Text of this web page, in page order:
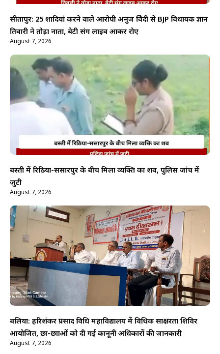
सीतापुर: 25 शादियां करने वाले आरोपी अनुज त्रिवेदी से BJP विधायक ज्ञान
तिवारी ने तोड़ा नाता, बेटी संग लाइव आकर रोए
August 7, 2026
बस्ती में रिठिया-ससारपुर के बीच मिला व्यक्ति का शव, पुलिस जांच में
जुटी
August 7, 2026
बलिया: हरिशंकर प्रसाद विधि महाविद्यालय में विधिक साक्षरता शिविर
आयोजित, छात्र-छात्राओं को दी गई कानूनी अधिकारों की जानकारी
August 7, 2026